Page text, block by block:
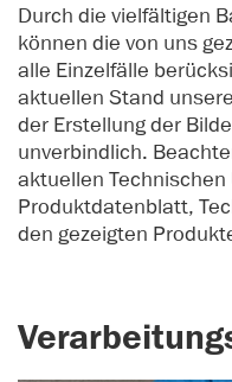
Durch die vielfältigen
können die von uns
alle Einzelfälle
aktuellen Stand
der Erstellung der
unverbindlich.
aktuellen Technischen
Produktdatenblatt,
den gezeigten